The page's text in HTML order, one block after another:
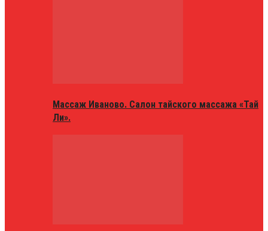
Массаж Иваново. Салон тайского массажа «Тай
Ли».